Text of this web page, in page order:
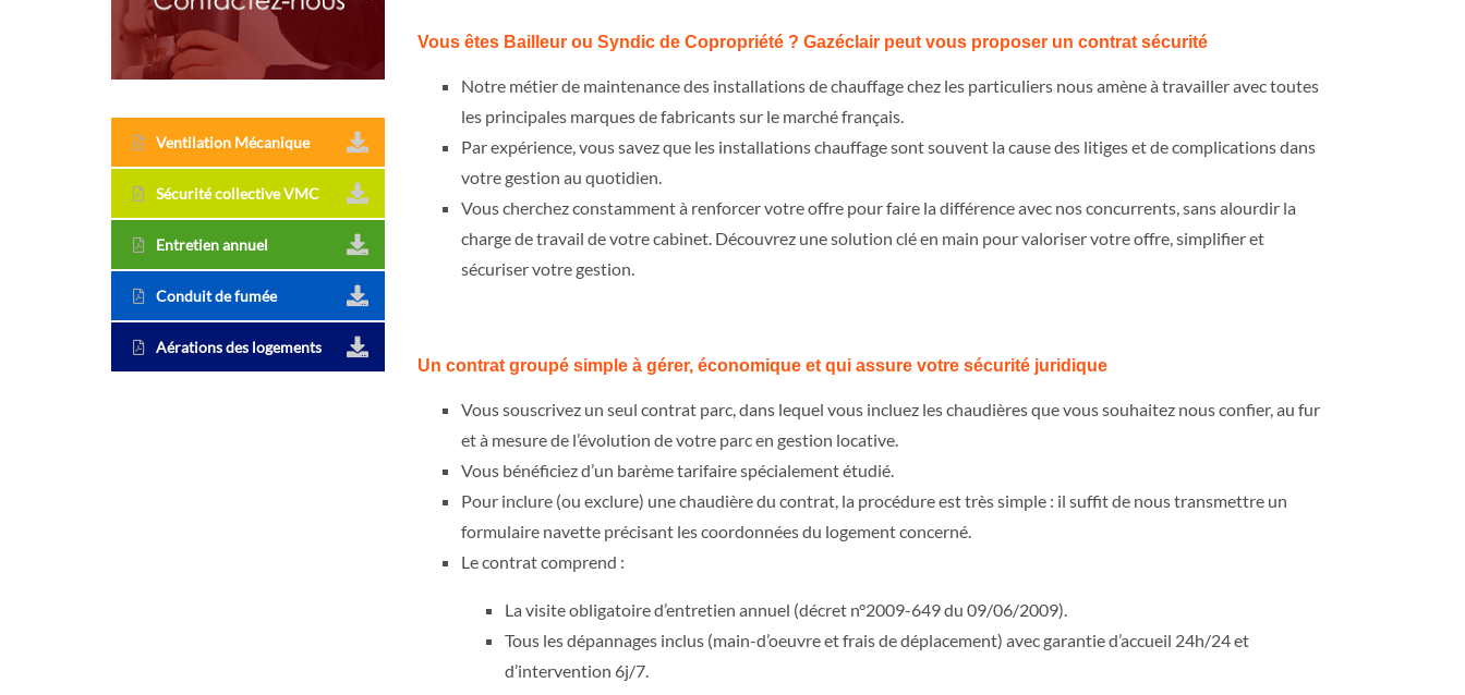
Ventilation Mécanique
Sécurité collective VMC
Entretien annuel
Conduit de fumée
Aérations des logements
Vous êtes Bailleur ou Syndic de Copropriété ? Gazéclair peut vous proposer un contrat sécurité
Notre métier de maintenance des installations de chauffage chez les particuliers nous amène à travailler avec toutes
les principales marques de fabricants sur le marché français.
Par expérience, vous savez que les installations chauffage sont souvent la cause des litiges et de complications dans
votre gestion au quotidien.
Vous cherchez constamment à renforcer votre offre pour faire la différence avec nos concurrents, sans alourdir la
charge de travail de votre cabinet. Découvrez une solution clé en main pour valoriser votre offre, simplifier et
sécuriser votre gestion.
Un contrat groupé simple à gérer, économique et qui assure votre sécurité juridique
Vous souscrivez un seul contrat parc, dans lequel vous incluez les chaudières que vous souhaitez nous confier, au fur
et à mesure de l’évolution de votre parc en gestion locative.
Vous bénéficiez d’un barème tarifaire spécialement étudié.
Pour inclure (ou exclure) une chaudière du contrat, la procédure est très simple : il suffit de nous transmettre un
formulaire navette précisant les coordonnées du logement concerné.
Le contrat comprend :
La visite obligatoire d’entretien annuel (décret n°2009-649 du 09/06/2009).
Tous les dépannages inclus (main-d’oeuvre et frais de déplacement) avec garantie d’accueil 24h/24 et
d’intervention 6j/7.